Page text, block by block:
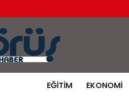
EĞITIM EKONOMI